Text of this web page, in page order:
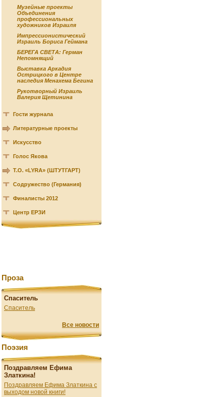
Музейные проекты
Объединения
профессиональных
художников Израиля
Импрессионистический
Израиль Бориса Геймана
БЕРЕГА СВЕТА: Герман
Непомнящий
Выставка Аркадия
Острицкого в Центре
наследия Менахема Бегина
Рукотворный Израиль
Валерия Щетинина
Гости журнала
Литературные проекты
Искусство
Голос Якова
Т.О. «LYRA» (ШТУТГАРТ)
Содружество (Германия)
Финалисты 2012
Центр ЕРЗИ
Проза
Спаситель
Спаситель
Все новости
Поэзия
Поздравляем Ефима
Златкина!
Поздравляем Ефима Златкина с
выходом новой книги!